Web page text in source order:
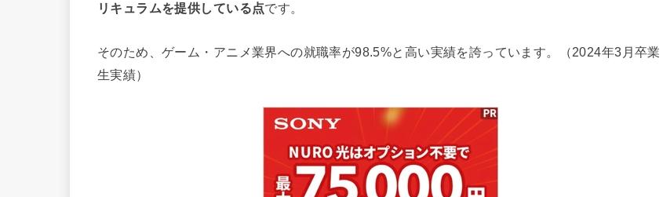
リキュラムを提供している点です。
そのため、ゲーム・アニメ業界への就職率が98.5%と高い実績を誇っています。（2024年3月卒業
生実績）